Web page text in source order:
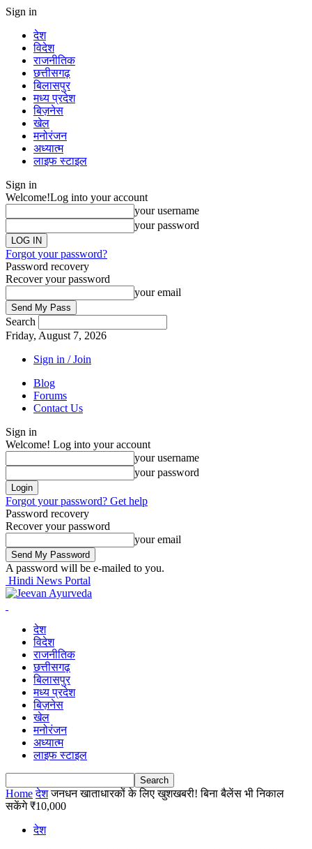
Sign in
देश
विदेश
राजनीतिक
छत्तीसगढ़
बिलासपुर
मध्य प्रदेश
बिज़नेस
खेल
मनोरंजन
अध्यात्म
लाइफ स्टाइल
Sign in
Welcome!Log into your account
your username
your password
Forgot your password?
Password recovery
Recover your password
your email
Search
Friday, August 7, 2026
Sign in / Join
Blog
Forums
Contact Us
Sign in
Welcome! Log into your account
your username
your password
Forgot your password? Get help
Password recovery
Recover your password
your email
A password will be e-mailed to you.
Hindi News Portal
देश
विदेश
राजनीतिक
छत्तीसगढ़
बिलासपुर
मध्य प्रदेश
बिज़नेस
खेल
मनोरंजन
अध्यात्म
लाइफ स्टाइल
Home देश जनधन खाताधारकों के लिए खुशखबरी! बिना बैलेंस भी निकाल
सकेंगे ₹10,000
देश